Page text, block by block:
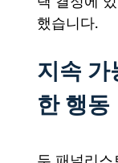
했습니다.
지속 가
한 행동